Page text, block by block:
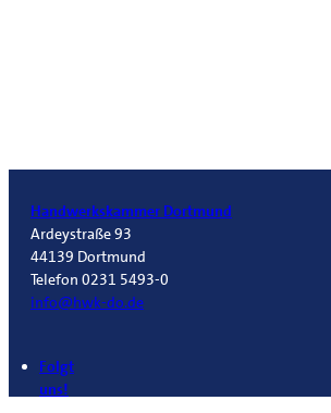
Handwerkskammer Dortmund
Ardeystraße 93
44139 Dortmund
Telefon 0231 5493-0
info@hwk-do.de
Folgt
uns!